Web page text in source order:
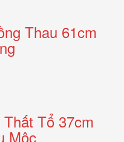
Thau 61cm
Tổ 37cm
Mộc